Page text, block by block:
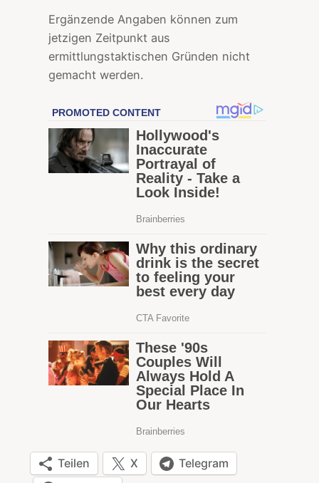
Ergänzende Angaben können zum
jetzigen Zeitpunkt aus
ermittlungstaktischen Gründen nicht
gemacht werden.
Teilen X
Telegram